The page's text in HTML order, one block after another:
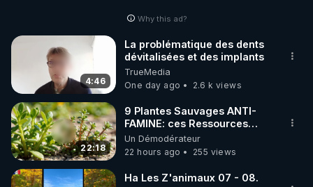
Why this ad?
4:46
La problématique des dents
dévitalisées et des implants
TrueMedia
One day ago
2.6 k views
22:18
9 Plantes Sauvages ANTI-
FAMINE: ces Ressources
JARDIN&des Haies
Un Démodérateur
22 hours ago
255 views
Ha Les Z'animaux 07 - 08.